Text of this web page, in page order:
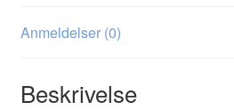
Anmeldelser (0)
Beskrivelse